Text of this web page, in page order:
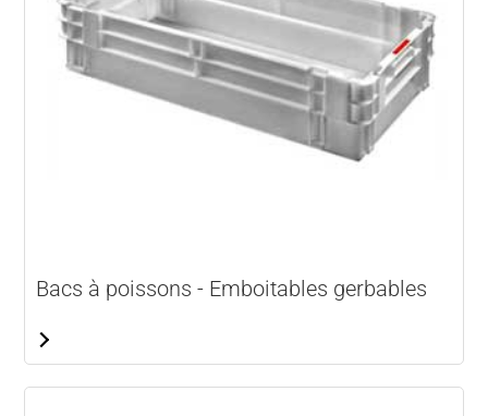
Bacs à poissons - Emboitables gerbables